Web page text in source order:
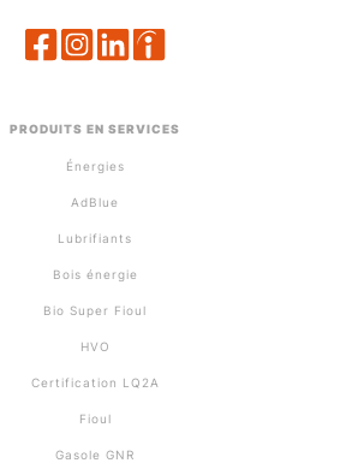
PRODUITS EN SERVICES
Énergies
AdBlue
Lubrifiants
Bois énergie
Bio Super Fioul
HVO
Certification LQ2A
Fioul
Gasole GNR